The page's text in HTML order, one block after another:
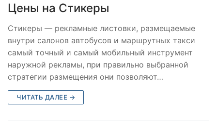
Цены на Стикеры
Стикеры — рекламные листовки, размещаемые
внутри салонов автобусов и маршрутных такси
самый точный и самый мобильный инструмент
наружной рекламы, при правильно выбранной
стратегии размещения они позволяют…
ЧИТАТЬ ДАЛЕЕ →